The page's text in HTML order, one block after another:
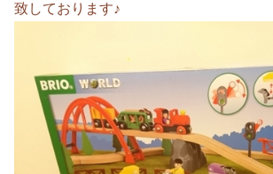
致しております♪